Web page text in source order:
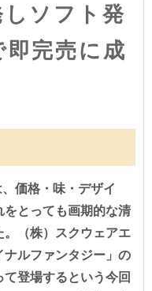
しソフト発
完売に成
価格・味・デザイ
をとっても画期的な清
（株）スクウェアエ
ナルファンタジー」の
登場するという今回